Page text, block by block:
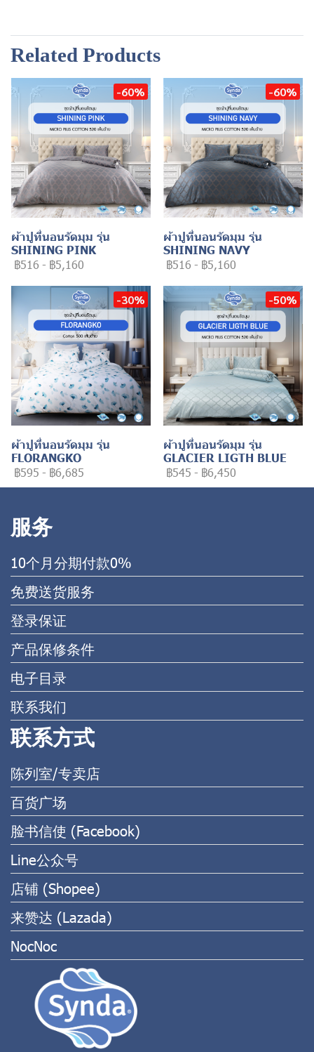
Related Products
-60%
ผ้าปูที่นอนรัดมุม รุ่น
SHINING PINK
฿516 - ฿5,160
-60%
ผ้าปูที่นอนรัดมุม รุ่น
SHINING NAVY
฿516 - ฿5,160
-30%
ผ้าปูที่นอนรัดมุม รุ่น
FLORANGKO
฿595 - ฿6,685
-50%
ผ้าปูที่นอนรัดมุม รุ่น
GLACIER LIGTH BLUE
฿545 - ฿6,450
服务
10个月分期付款0%
免费送货服务
登录保证
产品保修条件
电子目录
联系我们
联系方式
陈列室/专卖店
百货广场
脸书信使 (Facebook)
Line公众号
店铺 (Shopee)
来赞达 (Lazada)
NocNoc